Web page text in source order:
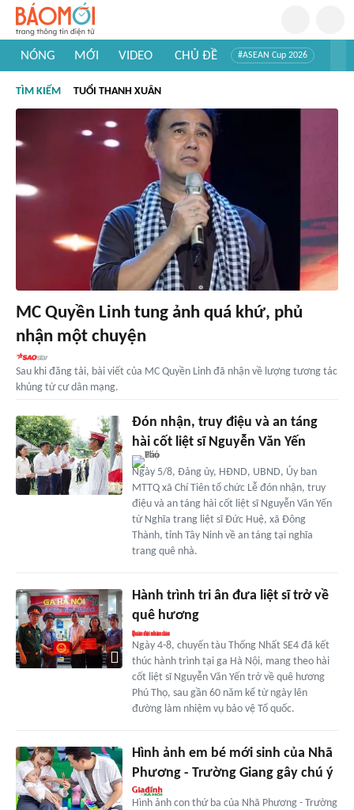
NÓNG MỚI VIDEO CHỦ ĐỀ #ASEAN Cup 2026
#Khám phá thế giới
TÌM KIẾM TUỔI THANH XUÂN
MC Quyền Linh tung ảnh quá khứ, phủ
nhận một chuyện
Sau khi đăng tải, bài viết của MC Quyền Linh đã nhận về lượng tương tác
khủng từ cư dân mạng.
Đón nhận, truy điệu và an táng
hài cốt liệt sĩ Nguyễn Văn Yến
Ngày 5/8, Đảng ủy, HĐND, UBND, Ủy ban
MTTQ xã Chí Tiên tổ chức Lễ đón nhận, truy
điệu và an táng hài cốt liệt sĩ Nguyễn Văn Yến
từ Nghĩa trang liệt sĩ Đức Huệ, xã Đông
Thành, tỉnh Tây Ninh về an táng tại nghĩa
trang quê nhà.
Hành trình tri ân đưa liệt sĩ trở về
quê hương
Ngày 4-8, chuyến tàu Thống Nhất SE4 đã kết
thúc hành trình tại ga Hà Nội, mang theo hài
cốt liệt sĩ Nguyễn Văn Yến trở về quê hương
Phú Thọ, sau gần 60 năm kể từ ngày lên
đường làm nhiệm vụ bảo vệ Tổ quốc.
Hình ảnh em bé mới sinh của Nhã
Phương - Trường Giang gây chú ý
Hình ảnh con thứ ba của Nhã Phương - Trường